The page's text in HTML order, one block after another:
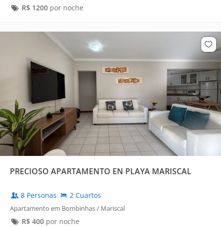
R$ 1200por noche
PRECIOSO APARTAMENTO EN PLAYA MARISCAL
8 Personas 2 Cuartos
Apartamento em Bombinhas / Mariscal
R$ 400por noche